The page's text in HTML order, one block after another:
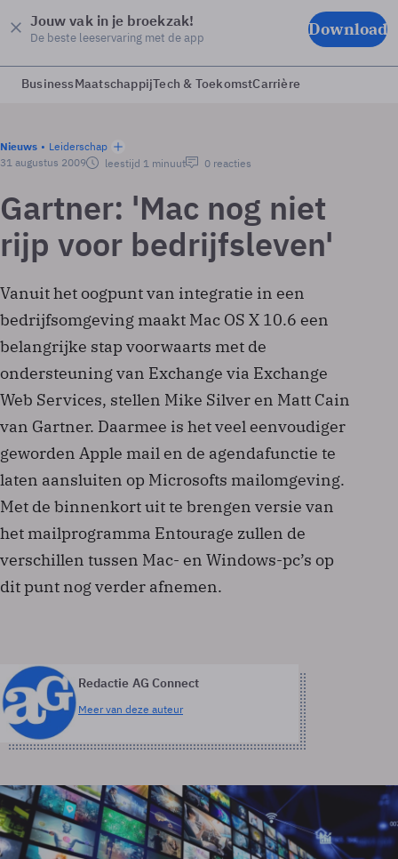
Jouw vak in je broekzak!
De beste leeservaring met de app Download
BusinessMaatschappijTech & ToekomstCarrière
Nieuws
Leiderschap
31 augustus 2009
leestijd 1 minuut 0 reacties
Gartner: 'Mac nog niet
rijp voor bedrijfsleven'
Vanuit het oogpunt van integratie in een
bedrijfsomgeving maakt Mac OS X 10.6 een
belangrijke stap voorwaarts met de
ondersteuning van Exchange via Exchange
Web Services, stellen Mike Silver en Matt Cain
van Gartner. Daarmee is het veel eenvoudiger
geworden Apple mail en de agendafunctie te
laten aansluiten op Microsofts mailomgeving.
Met de binnenkort uit te brengen versie van
het mailprogramma Entourage zullen de
verschillen tussen Mac- en Windows-pc’s op
dit punt nog verder afnemen.
Redactie AG Connect
Meer van deze auteur